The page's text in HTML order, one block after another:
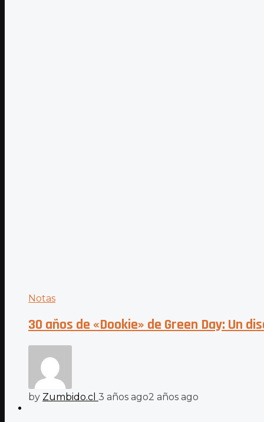
Notas
30 años de «Dookie» de Green Day: Un
by Zumbido.cl 3 años ago2 años ago